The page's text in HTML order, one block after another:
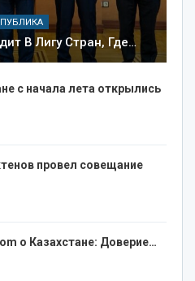
В Лигу Стран, Где…
с начала лета открылись
провел совещание
о Казахстане: Доверие…